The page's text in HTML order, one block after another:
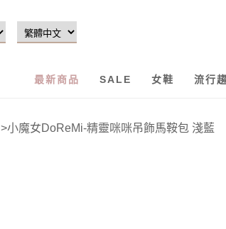
最新商品 SALE 女鞋 流行
>小魔女DoReMi-精靈咪咪吊飾馬鞍包 淺藍